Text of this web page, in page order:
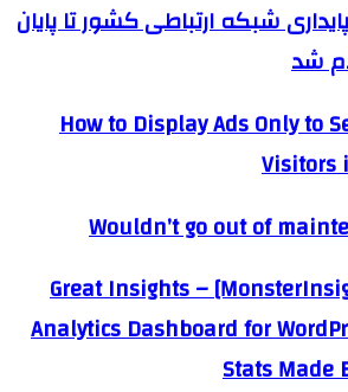
شبکه ارتباطی کشور تا پایان
How to Display Ads Only to
Visitors
Wouldn’t go out of
Great Insights –
Analytics Dashboard for
Stats Made